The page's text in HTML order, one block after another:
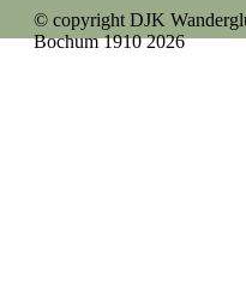
© copyright DJK
Bochum 1910 2026